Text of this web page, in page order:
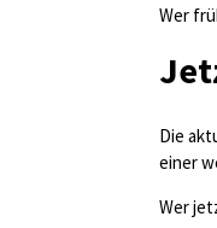
Wer
Die
einer
Wer